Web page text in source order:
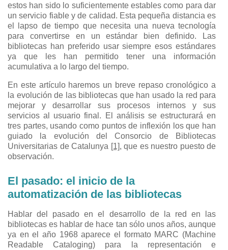
estos han sido lo suficientemente estables como para dar
un servicio fiable y de calidad. Esta pequeña distancia es
el lapso de tiempo que necesita una nueva tecnología
para convertirse en un estándar bien definido. Las
bibliotecas han preferido usar siempre esos estándares
ya que les han permitido tener una información
acumulativa a lo largo del tiempo.
En este artículo haremos un breve repaso cronológico a
la evolución de las bibliotecas que han usado la red para
mejorar y desarrollar sus procesos internos y sus
servicios al usuario final. El análisis se estructurará en
tres partes, usando como puntos de inflexión los que han
guiado la evolución del Consorcio de Bibliotecas
Universitarias de Catalunya [1], que es nuestro puesto de
observación.
El pasado: el inicio de la
automatización de las bibliotecas
Hablar del pasado en el desarrollo de la red en las
bibliotecas es hablar de hace tan sólo unos años, aunque
ya en el año 1968 aparece el formato MARC (Machine
Readable Cataloging) para la representación e